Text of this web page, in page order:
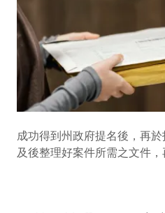
成功得到州政府提名後，再於
及後整理好案件所需之文件，